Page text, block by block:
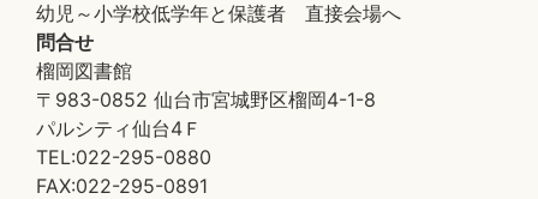
幼児～小学校低学年と保護者 直接会場へ
問合せ
榴岡図書館
〒983-0852 仙台市宮城野区榴岡4-1-8
パルシティ仙台4Ｆ
TEL:022-295-0880
FAX:022-295-0891